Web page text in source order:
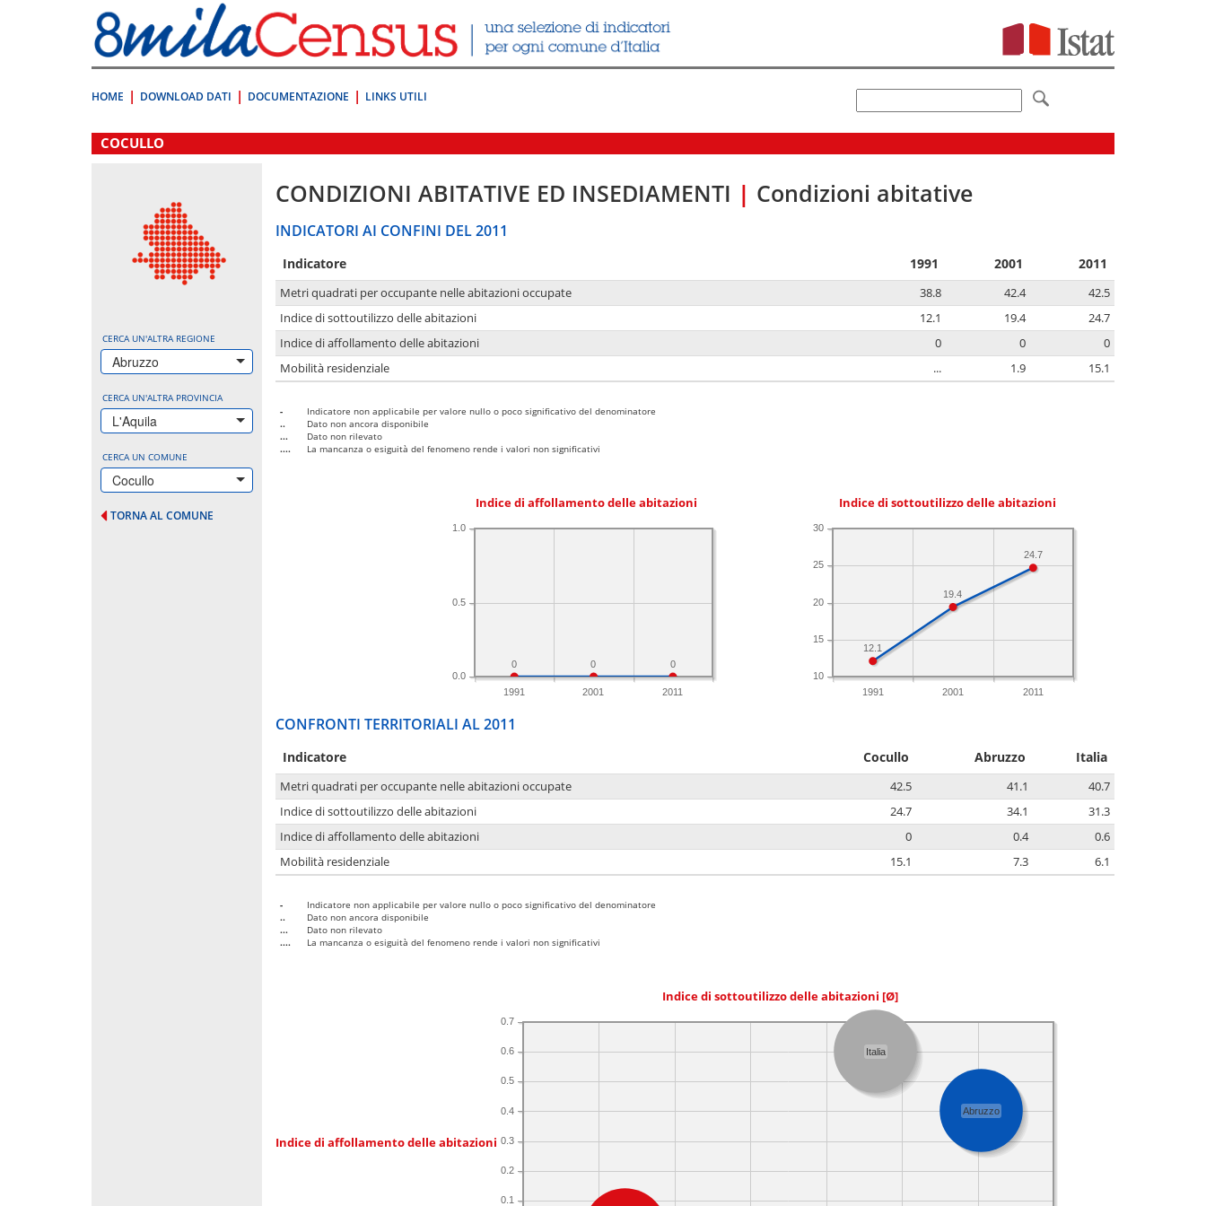
direttamente
a:
Contenuto
HOME DOWNLOAD DATI DOCUMENTAZIONE LINKS UTILI
.
COCULLO
CERCA UN'ALTRA REGIONE
Abruzzo
CERCA UN'ALTRA PROVINCIA
L'Aquila
CERCA UN COMUNE
Cocullo
TORNA AL COMUNE
CONDIZIONI ABITATIVE ED INSEDIAMENTI | Condizioni abitative
INDICATORI AI CONFINI DEL 2011
Indicatore 1991 2001 2011
Metri quadrati per occupante nelle abitazioni occupate 38.8 42.4
42.5
Indice di sottoutilizzo delle abitazioni
12.1 19.4
24.7
Indice di affollamento delle abitazioni
0 0
0
Mobilità residenziale
... 1.9 15.1
-
Indicatore non applicabile per valore nullo o poco significativo del denominatore
..
Dato non ancora disponibile
...
Dato non rilevato
....
La mancanza o esiguità del fenomeno rende i valori non significativi
Indice di affollamento delle abitazioni
1991 2001 2011
0.0
0.5
1.0
0
0
0
Indice di sottoutilizzo delle abitazioni
1991 2001 2011
10
15
20
25
30
24.7
19.4
12.1
CONFRONTI TERRITORIALI AL 2011
Indicatore Cocullo Abruzzo Italia
Metri quadrati per occupante nelle abitazioni occupate 42.5 41.1
40.7
Indice di sottoutilizzo delle abitazioni
24.7 34.1
31.3
Indice di affollamento delle abitazioni
0 0.4
0.6
Mobilità residenziale
15.1 7.3 6.1
-
Indicatore non applicabile per valore nullo o poco significativo del denominatore
..
Dato non ancora disponibile
...
Dato non rilevato
....
La mancanza o esiguità del fenomeno rende i valori non significativi
Indice di sottoutilizzo delle abitazioni [Ø]
Indice di affollamento delle abitazioni
0.1
0.2
0.3
0.4
0.5
0.6
0.7
Abruzzo
Italia